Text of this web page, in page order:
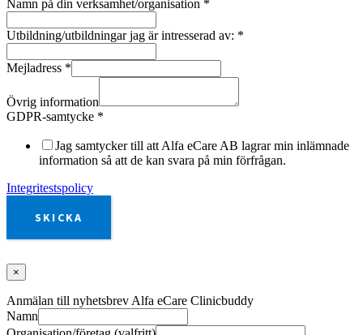
Namn på din verksamhet/organisation *
Utbildning/utbildningar jag är intresserad av: *
Mejladress *
Övrig information
GDPR-samtycke *
Jag samtycker till att Alfa eCare AB lagrar min inlämnade
information så att de kan svara på min förfrågan.
Integritestspolicy
SKICKA
×
Anmälan till nyhetsbrev Alfa eCare Clinicbuddy
Namn